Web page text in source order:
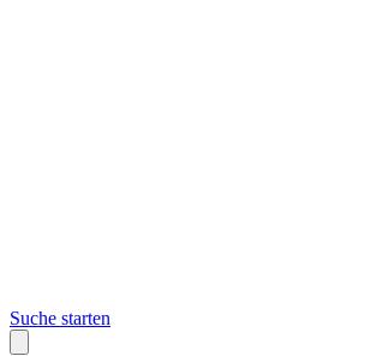
Suche starten